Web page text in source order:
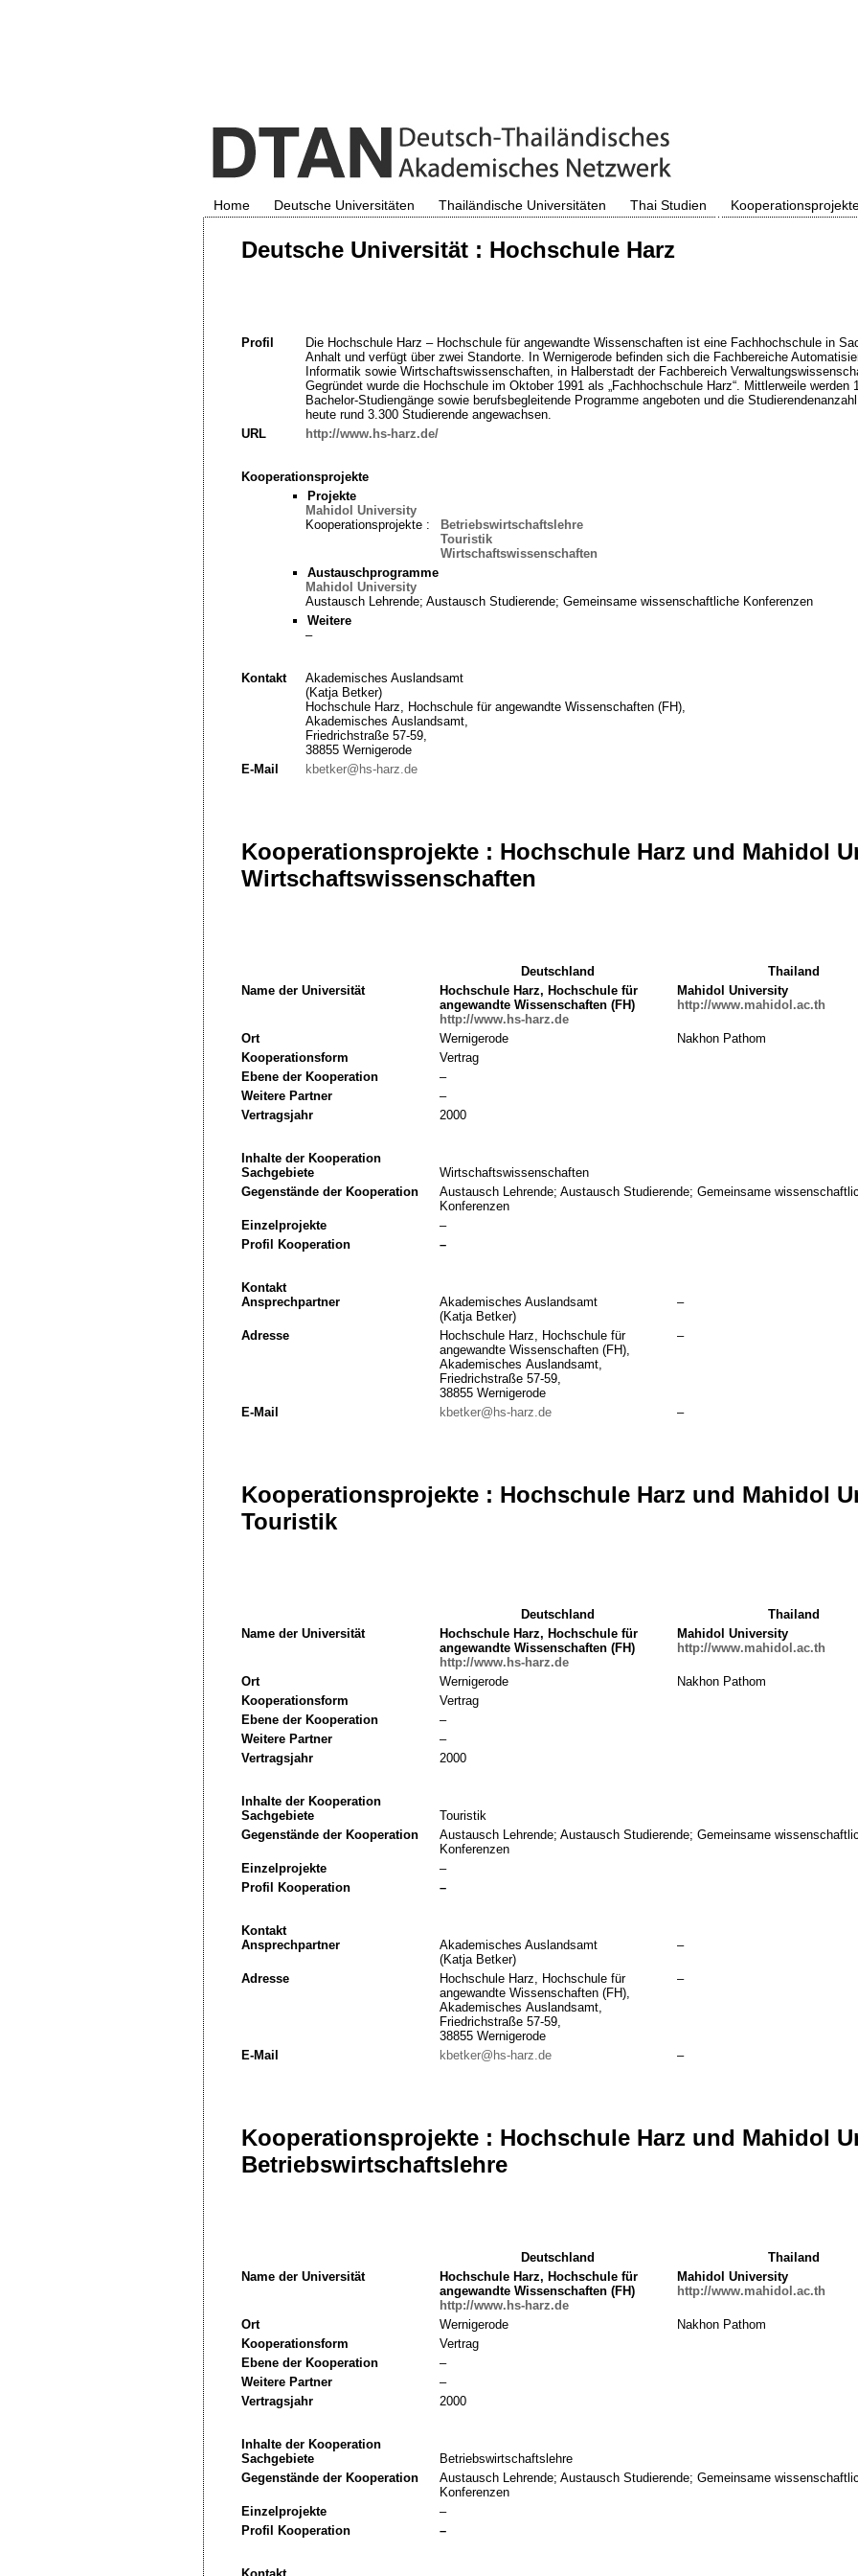
Home Deutsche Universitäten Thailändische Universitäten Thai Studien
Deutsche Universität : Hochschule Harz
Profil
Die Hochschule Harz – Hochschule für angewandte Wissenschaften ist eine Fachhochschule in
Anhalt und verfügt über zwei Standorte. In Wernigerode befinden sich die Fachbereiche
Informatik sowie Wirtschaftswissenschaften, in Halberstadt der Fachbereich
Gegründet wurde die Hochschule im Oktober 1991 als „Fachhochschule Harz“. Mittlerweile werden
Bachelor-Studiengänge sowie berufsbegleitende Programme angeboten und die
heute rund 3.300 Studierende angewachsen.
URL
http://www.hs-harz.de/
Kooperationsprojekte
Projekte
Mahidol University
Kooperationsprojekte :
Betriebswirtschaftslehre
Touristik
Wirtschaftswissenschaften
Austauschprogramme
Mahidol University
Austausch Lehrende; Austausch Studierende; Gemeinsame wissenschaftliche Konferenzen
Weitere
–
Kontakt
Akademisches Auslandsamt
(Katja Betker)
Hochschule Harz, Hochschule für angewandte Wissenschaften (FH),
Akademisches Auslandsamt,
Friedrichstraße 57-59,
38855 Wernigerode
E-Mail
kbetker@hs-harz.de
Kooperationsprojekte : Hochschule Harz und Mahidol
Wirtschaftswissenschaften
Deutschland
Thailand
Name der Universität
Hochschule Harz, Hochschule für
angewandte Wissenschaften (FH)
http://www.hs-harz.de
Mahidol University
http://www.mahidol.ac.th
Ort Wernigerode
Nakhon Pathom
Kooperationsform
Vertrag
Ebene der Kooperation
–
Weitere Partner
–
Vertragsjahr
2000
Inhalte der Kooperation
Sachgebiete
Wirtschaftswissenschaften
Gegenstände der Kooperation
Austausch Lehrende; Austausch Studierende; Gemeinsame
Konferenzen
Einzelprojekte
–
Profil Kooperation
–
Kontakt
Ansprechpartner
Akademisches Auslandsamt
(Katja Betker)
–
Adresse
Hochschule Harz, Hochschule für
angewandte Wissenschaften (FH),
Akademisches Auslandsamt,
Friedrichstraße 57-59,
38855 Wernigerode
–
E-Mail kbetker@hs-harz.de –
Kooperationsprojekte : Hochschule Harz und Mahidol
Touristik
Deutschland
Thailand
Name der Universität
Hochschule Harz, Hochschule für
angewandte Wissenschaften (FH)
http://www.hs-harz.de
Mahidol University
http://www.mahidol.ac.th
Ort Wernigerode
Nakhon Pathom
Kooperationsform
Vertrag
Ebene der Kooperation
–
Weitere Partner
–
Vertragsjahr
2000
Inhalte der Kooperation
Sachgebiete
Touristik
Gegenstände der Kooperation
Austausch Lehrende; Austausch Studierende; Gemeinsame
Konferenzen
Einzelprojekte
–
Profil Kooperation
–
Kontakt
Ansprechpartner
Akademisches Auslandsamt
(Katja Betker)
–
Adresse
Hochschule Harz, Hochschule für
angewandte Wissenschaften (FH),
Akademisches Auslandsamt,
Friedrichstraße 57-59,
38855 Wernigerode
–
E-Mail kbetker@hs-harz.de –
Kooperationsprojekte : Hochschule Harz und Mahidol
Betriebswirtschaftslehre
Deutschland
Thailand
Name der Universität
Hochschule Harz, Hochschule für
angewandte Wissenschaften (FH)
http://www.hs-harz.de
Mahidol University
http://www.mahidol.ac.th
Ort Wernigerode
Nakhon Pathom
Kooperationsform
Vertrag
Ebene der Kooperation
–
Weitere Partner
–
Vertragsjahr
2000
Inhalte der Kooperation
Sachgebiete
Betriebswirtschaftslehre
Gegenstände der Kooperation
Austausch Lehrende; Austausch Studierende; Gemeinsame
Konferenzen
Einzelprojekte
–
Profil Kooperation
–